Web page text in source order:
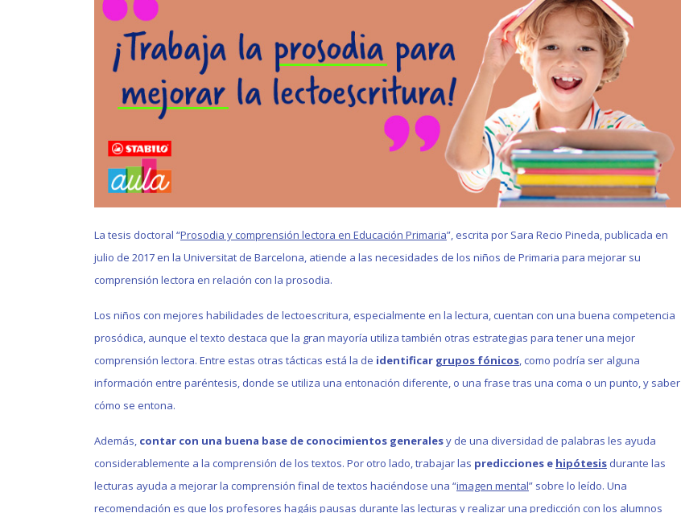
La tesis doctoral “Prosodia y comprensión lectora en Educación Primaria”, escrita por Sara Recio Pineda, publicada en
julio de 2017 en la Universitat de Barcelona, atiende a las necesidades de los niños de Primaria para mejorar su
comprensión lectora en relación con la prosodia.
Los niños con mejores habilidades de lectoescritura, especialmente en la lectura, cuentan con una buena competencia
prosódica, aunque el texto destaca que la gran mayoría utiliza también otras estrategias para tener una mejor
comprensión lectora. Entre estas otras tácticas está la de identificar grupos fónicos, como podría ser alguna
información entre paréntesis, donde se utiliza una entonación diferente, o una frase tras una coma o un punto, y saber
cómo se entona.
Además, contar con una buena base de conocimientos generalesy de una diversidad de palabras les ayuda
considerablemente a la comprensión de los textos. Por otro lado, trabajar las predicciones e hipótesis durante las
lecturas ayuda a mejorar la comprensión final de textos haciéndose una “imagen mental” sobre lo leído. Una
recomendación es que los profesores hagáis pausas durante las lecturas y realizar una predicción con los alumnos